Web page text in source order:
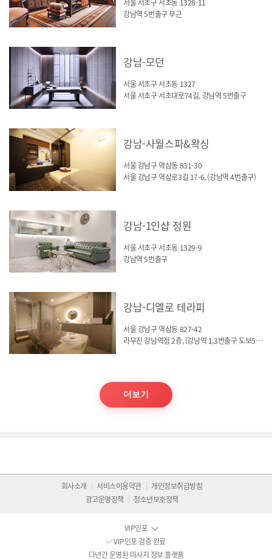
강남역 5번출구 부근
강남-모던
서울 서초구 서초동 1327
서울 서초구 서초대로74길, 강남역 5번출구
강남-사월스파&왁싱
서울 강남구 역삼동 831-30
서울 강남구 역삼로3길 17-6, (강남역 4번출구)
강남-1인샵 정원
서울 서초구 서초동 1329-9
강남역 5번출구
강남-디엘로 테라피
서울 강남구 역삼동 827-42
라무진 강남역점 2층, (강남역 1,3번출구 도보5분)
더보기
회사소개 서비스이용약관
개인정보취급방침
광고운영정책
청소년보호정책
VIP인포
✅ VIP인포 검증 완료
다년간 운영된 마사지 정보 플랫폼